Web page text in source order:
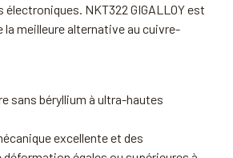
NKT322 GIGALLOY est
la meilleure alternative au cuivre-
sans béryllium à ultra-hautes
excellente et des